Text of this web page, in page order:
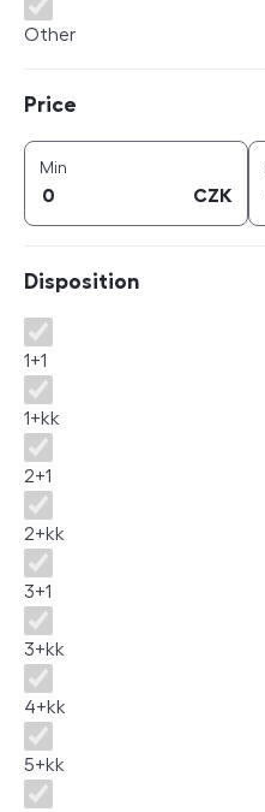
Other
Price
Min
CZK
Disposition
Disposition
1+1
1+kk
2+1
2+kk
3+1
3+kk
4+kk
5+kk